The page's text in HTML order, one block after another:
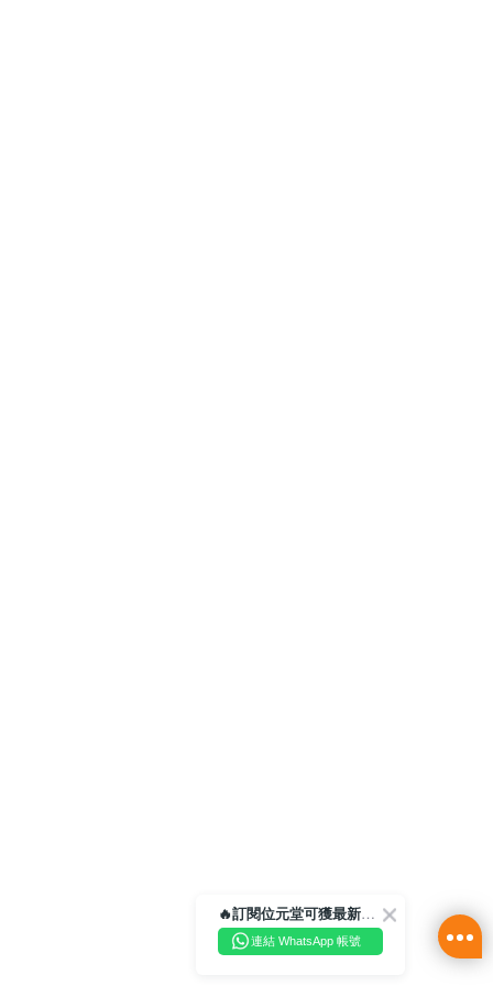
🔥訂閱位元堂可獲最新優惠及活動資訊🔥
連結 WhatsApp 帳號